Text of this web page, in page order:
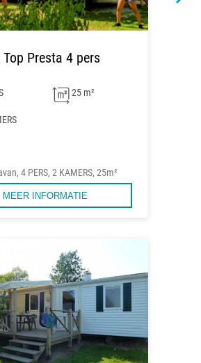
Presta 4 pers
25 m²
4 PERS, 2 KAMERS, 25m²
MEER INFORMATIE